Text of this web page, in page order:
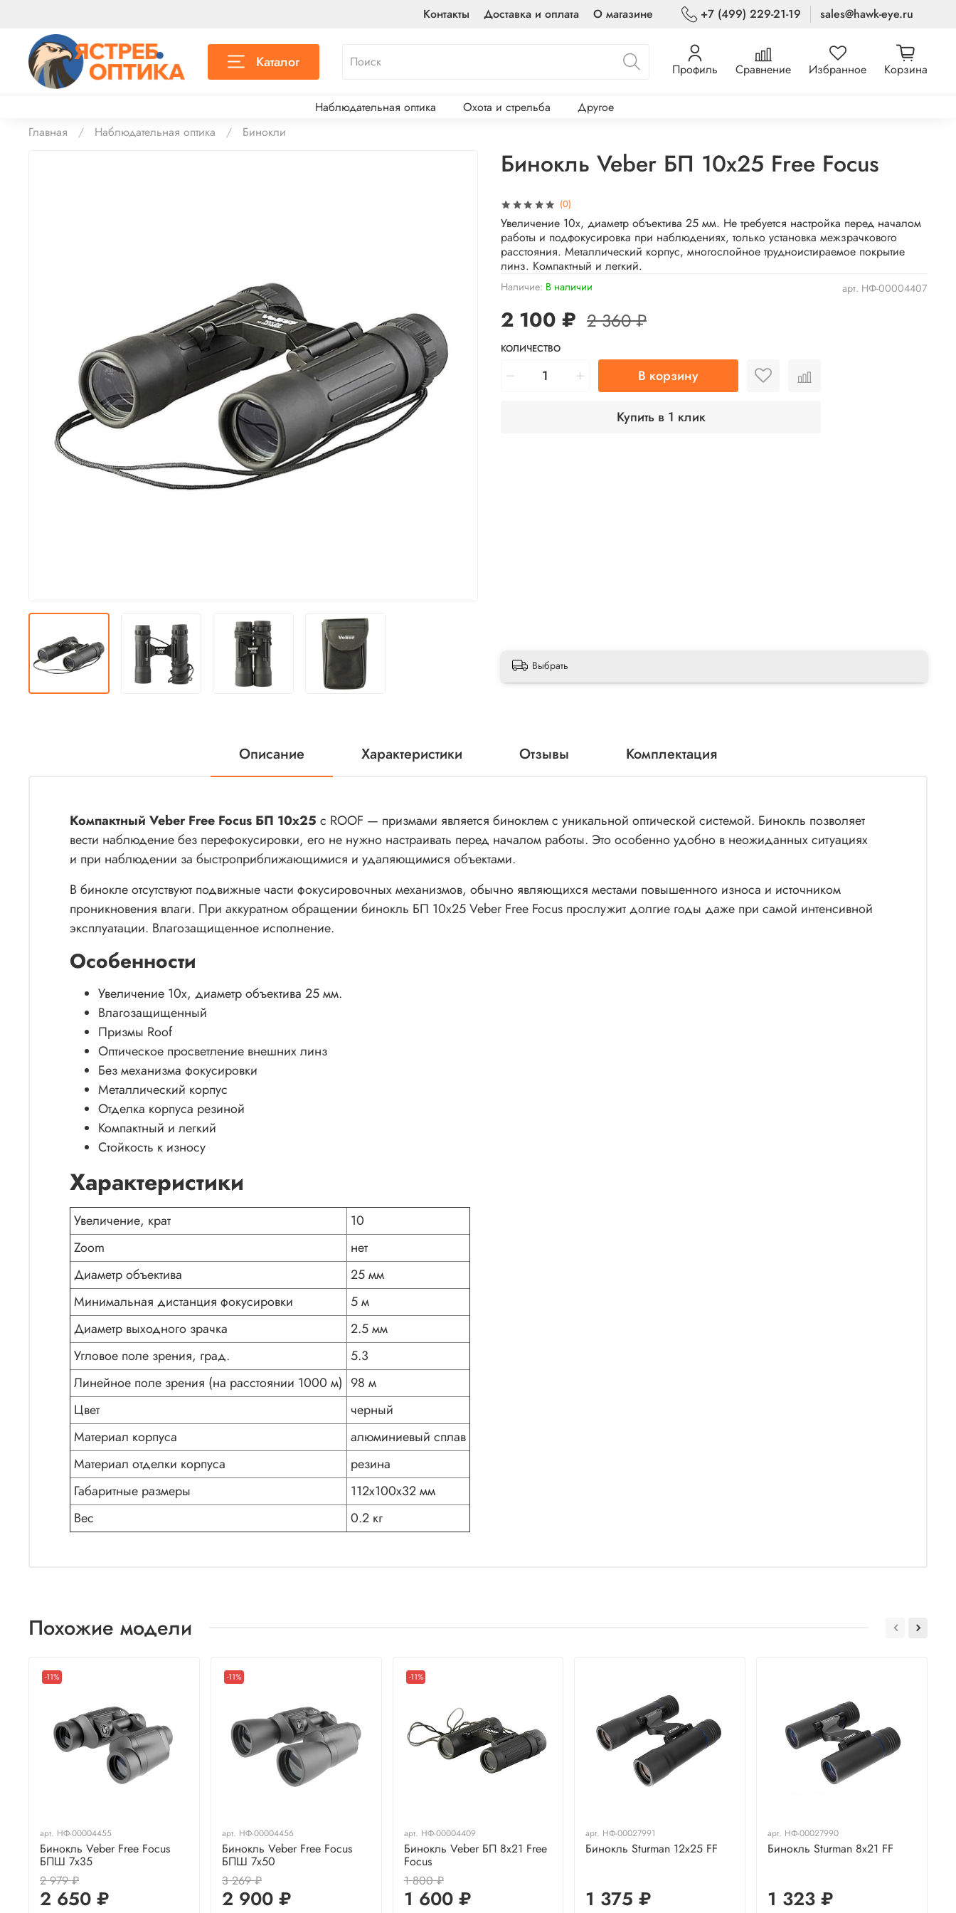
Контакты Доставка и оплата О магазине +7 (499) 229-21-19 sales@hawk-eye.ru
Каталог Профиль Сравнение Избранное Корзина
Наблюдательная оптика Охота и стрельба
Другое
Главная
Наблюдательная оптика Бинокли
(0)
арт. НФ-00004407
Наличие: В наличии
Бинокль Veber БП 10x25 Free Focus
2 100 ₽ 2 360 ₽
КОЛИЧЕСТВО
В корзину
Купить в 1 клик
Увеличение 10х, диаметр объектива 25 мм. Не требуется настройка перед началом
работы и подфокусировка при наблюдениях, только установка межзрачкового
расстояния. Металлический корпус, многослойное трудноистираемое покрытие
линз. Компактный и легкий.
Выбрать
Описание Характеристики Отзывы Комплектация
Компактный Veber Free Focus БП 10x25 с ROOF — призмами является биноклем с уникальной оптической системой. Бинокль позволяет
вести наблюдение без перефокусировки, его не нужно настраивать перед началом работы. Это особенно удобно в неожиданных ситуациях
и при наблюдении за быстроприближающимися и удаляющимися объектами.
В бинокле отсутствуют подвижные части фокусировочных механизмов, обычно являющихся местами повышенного износа и источником
проникновения влаги. При аккуратном обращении бинокль БП 10x25 Veber Free Focus прослужит долгие годы даже при самой интенсивной
эксплуатации. Влагозащищенное исполнение.
Особенности
Увеличение 10х, диаметр объектива 25 мм.
Влагозащищенный
Призмы Roof
Оптическое просветление внешних линз
Без механизма фокусировки
Металлический корпус
Отделка корпуса резиной
Компактный и легкий
Стойкость к износу
Характеристики
Увеличение, крат
10
Zoom
нет
Диаметр объектива
25 мм
Минимальная дистанция фокусировки
5 м
Диаметр выходного зрачка
2.5 мм
Угловое поле зрения, град.
5.3
Линейное поле зрения (на расстоянии 1000 м) 98 м
Цвет
черный
Материал корпуса
алюминиевый сплав
Материал отделки корпуса
резина
Габаритные размеры
112х100х32 мм
Вес
0.2 кг
Похожие модели
-11%
арт. НФ-00004455
Бинокль Veber Free Focus
БПШ 7x35
2 979 ₽
2 650 ₽
-11%
арт. НФ-00004456
Бинокль Veber Free Focus
БПШ 7x50
3 269 ₽
2 900 ₽
-11%
арт. НФ-00004409
Бинокль Veber БП 8x21 Free
Focus
1 800 ₽
1 600 ₽
арт. НФ-00027991
Бинокль Sturman 12x25 FF
1 375 ₽
арт. НФ-00027990
Бинокль Sturman 8x21 FF
1 323 ₽